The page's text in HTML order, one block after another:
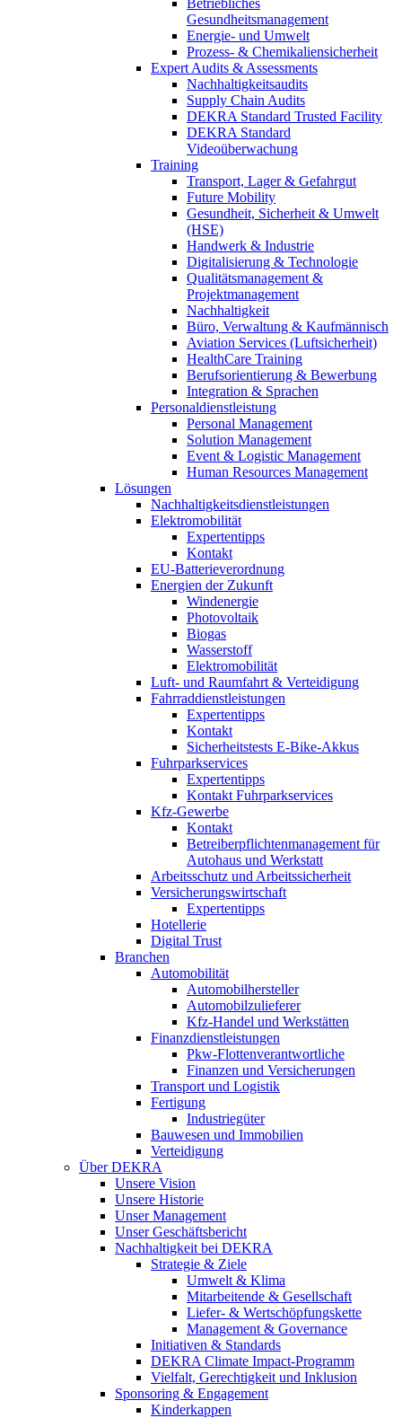
Gesundheitsmanagement
Energie- und Umwelt
Prozess- & Chemikaliensicherheit
Expert Audits & Assessments
Nachhaltigkeitsaudits
Supply Chain Audits
DEKRA Standard Trusted Facility
DEKRA Standard
Videoüberwachung
Training
Transport, Lager & Gefahrgut
Future Mobility
Gesundheit, Sicherheit & Umwelt
(HSE)
Handwerk & Industrie
Digitalisierung & Technologie
Qualitätsmanagement &
Projektmanagement
Nachhaltigkeit
Büro, Verwaltung & Kaufmännisch
Aviation Services (Luftsicherheit)
HealthCare Training
Berufsorientierung & Bewerbung
Integration & Sprachen
Personaldienstleistung
Personal Management
Solution Management
Event & Logistic Management
Human Resources Management
Lösungen
Nachhaltigkeitsdienstleistungen
Elektromobilität
Expertentipps
Kontakt
EU-Batterieverordnung
Energien der Zukunft
Windenergie
Photovoltaik
Biogas
Wasserstoff
Elektromobilität
Luft- und Raumfahrt & Verteidigung
Fahrraddienstleistungen
Expertentipps
Kontakt
Sicherheitstests E-Bike-Akkus
Fuhrparkservices
Expertentipps
Kontakt Fuhrparkservices
Kfz-Gewerbe
Kontakt
Betreiberpflichtenmanagement für
Autohaus und Werkstatt
Arbeitsschutz und Arbeitssicherheit
Versicherungswirtschaft
Expertentipps
Hotellerie
Digital Trust
Branchen
Automobilität
Automobilhersteller
Automobilzulieferer
Kfz-Handel und Werkstätten
Finanzdienstleistungen
Pkw‑Flottenverantwortliche
Finanzen und Versicherungen
Transport und Logistik
Fertigung
Industriegüter
Bauwesen und Immobilien
Verteidigung
Über DEKRA
Unsere Vision
Unsere Historie
Unser Management
Unser Geschäftsbericht
Nachhaltigkeit bei DEKRA
Strategie & Ziele
Umwelt & Klima
Mitarbeitende & Gesellschaft
Liefer- & Wertschöpfungskette
Management & Governance
Initiativen & Standards
DEKRA Climate Impact-Programm
Vielfalt, Gerechtigkeit und Inklusion​
Sponsoring & Engagement
Kinderkappen